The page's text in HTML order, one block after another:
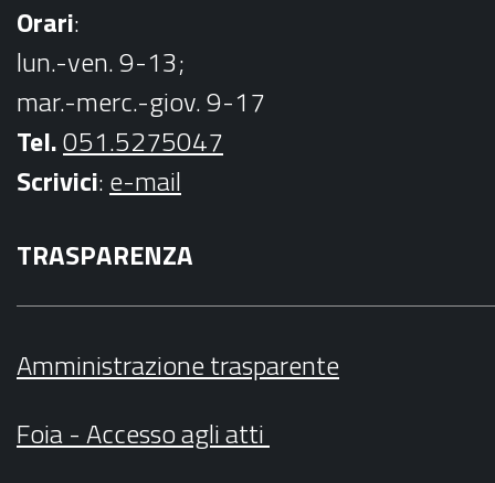
Orari:
lun.-ven. 9-13;
mar.-merc.-giov. 9-17
Tel.051.5275047
Scrivici:e-mail
TRASPARENZA
Amministrazione trasparente
Foia - Accesso agli atti